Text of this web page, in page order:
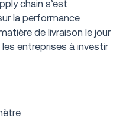
chain s’est
la performance
de livraison le jour
entreprises à investir